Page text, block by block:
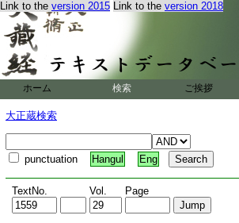
Link to the version 2015 Link to the version 2018
ホーム 検索 ご挨拶
大正蔵検索
punctuation Hangul Eng
TextNo. Vol. Page